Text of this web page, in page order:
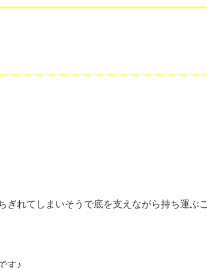
ぎれてしまいそうで底を支えながら持ち運ぶこ
す♪